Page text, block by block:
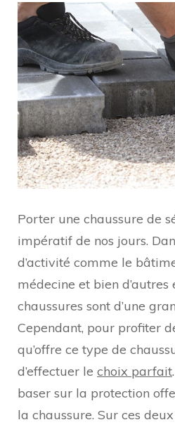
Porter une chaussure de
impératif de nos jours.
d’activité comme le
médecine et bien d’autres
chaussures sont d’une
Cependant, pour profiter
qu’offre ce type de
d’effectuer le choix parfait
baser sur la protection
la chaussure. Sur ces